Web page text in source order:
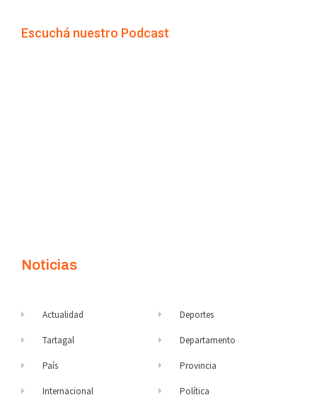
Escuchá nuestro Podcast
Noticias
Actualidad
Tartagal
País
Internacional
Deportes
Departamento
Provincia
Política